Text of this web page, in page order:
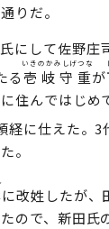
りだ。
にして佐野庄
る壱岐守重
いきのかみしげつな
が
に住んではじ
経に仕えた。3
。
に改姓したが、
ので、新田氏